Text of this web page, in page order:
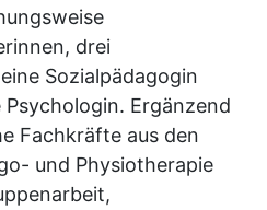
drei
Sozialpädagogin
Ergänzend
Fachkräfte aus den
und Physiotherapie